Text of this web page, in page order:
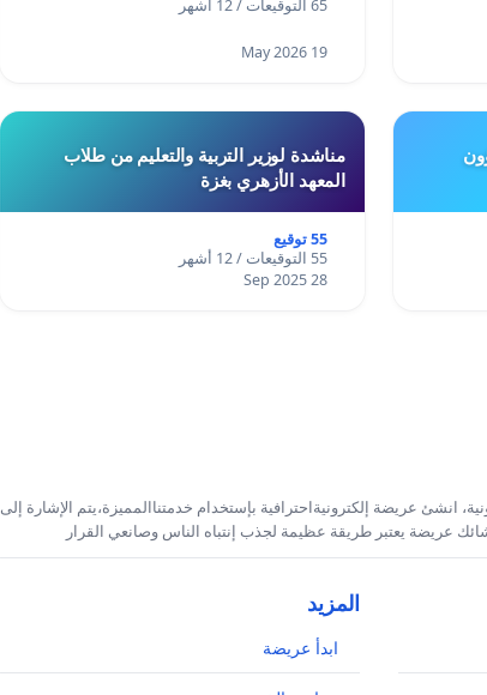
65 التوقيعات / 12 أشهر
19 May 2026
مناشدة لوزير التربية والتعليم من طلاب
المعهد الأزهري بغزة
55 توقيع
55 التوقيعات / 12 أشهر
28 Sep 2025
انشئ عريضة إلكترونيةاحترافية بإستخدام خدمتناالمميزة،يتم الإشارة إلى
عريضة يعتبر طريقة عظيمة لجذب إنتباه الناس وصانعي القرار
المزيد
ابدأ عريضة